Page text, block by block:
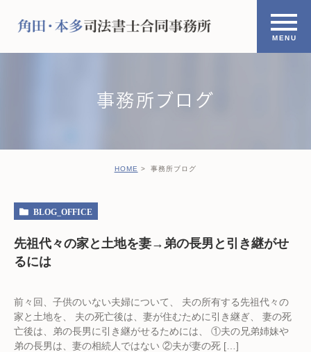
事務所ブログ
HOME 事務所ブログ
BLOG_OFFICE
先祖代々の家と土地を妻→弟の長男と引き継がせ
るには
前々回、子供のいない夫婦について、 夫の所有する先祖代々の
家と土地を、 夫の死亡後は、妻が住むために引き継ぎ、 妻の死
亡後は、弟の長男に引き継がせるためには、 ①夫の兄弟姉妹や
弟の長男は、妻の相続人ではない ②夫が妻の死 […]